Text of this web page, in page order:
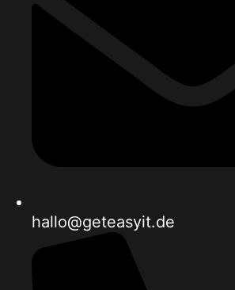
hallo@geteasyit.de